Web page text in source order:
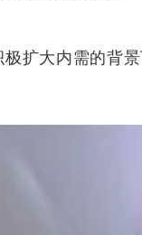
大内需的背景